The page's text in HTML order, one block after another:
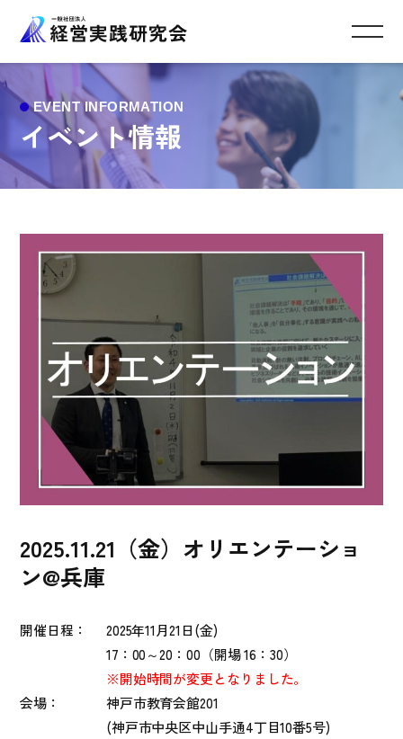
イベント情報
2025.11.21（金）オリエンテーショ
ン@兵庫
開催日程： 2025年11月21日(金)
17：00～20：00（開場 16：30）
※開始時間が変更となりました。
会場：
神戸市教育会館201
(神戸市中央区中山手通4丁目10番5号)